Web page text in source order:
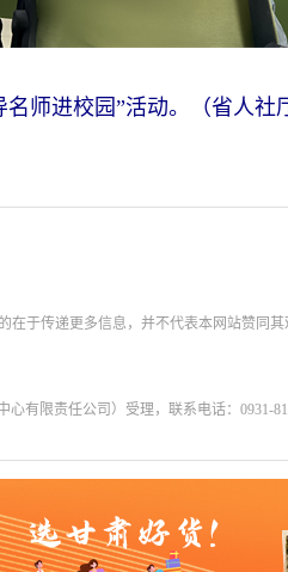
名师进校园”活动。（省人社
于传递更多信息，并不代表本网站赞同
有限责任公司）受理，联系电话：0931-